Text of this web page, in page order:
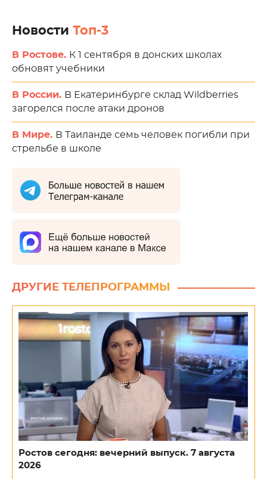
Новости Топ-3
В Ростове. К 1 сентября в донских школах
обновят учебники
В России. В Екатеринбурге склад Wildberries
загорелся после атаки дронов
В Мире. В Таиланде семь человек погибли при
стрельбе в школе
ДРУГИЕ ТЕЛЕПРОГРАММЫ
Ростов сегодня: вечерний выпуск. 7 августа
2026